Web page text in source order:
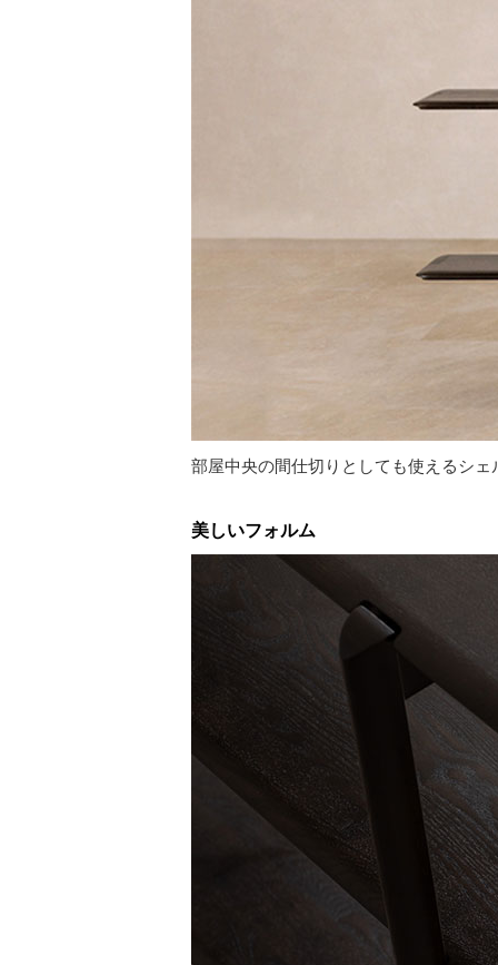
部屋中央の間仕切りとしても使えるシ
美しいフォルム